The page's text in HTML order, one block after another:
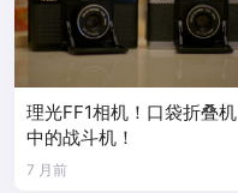
理光FF1相机！口袋折叠机
中的战斗机！
7 月前